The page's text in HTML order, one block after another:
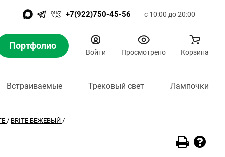
+7(922)750-45-56 с 10:00 до 20:00
Портфолио
Войти Просмотрено Корзина
Встраиваемые Трековый свет Лампочки
/ BRITE БЕЖЕВЫЙ /